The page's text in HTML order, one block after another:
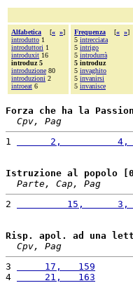
Alfabetica [« »]
introdutto 1
introduttori 1
introduxit 16
introduz 5
introduzione 80
introduzioni 2
introeat 6
Frequenza [« »]
5 intrecciata
5 intrigo
5 introdurrà
5 introduz
5 invaghito
5 invanirsi
5 invanisce
Forza che ha la
Cpv, Pag
1
2,          4,
Istruzione al popolo
Parte, Cap, Pag
2
15,      3,
Risp. apol. ad una
Cpv, Pag
3
     17,   159
4
     21,   163